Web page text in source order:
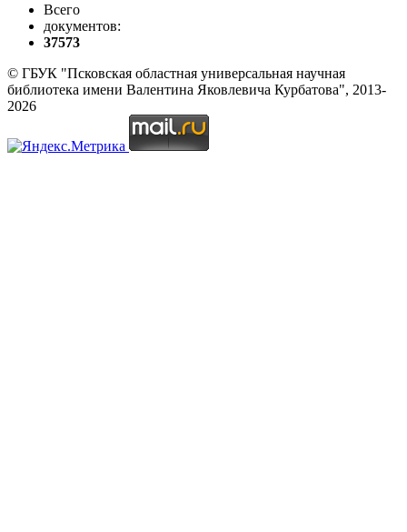
Всего
документов:
37573
© ГБУК "Псковская областная универсальная научная
библиотека имени Валентина Яковлевича Курбатова", 2013-
2026